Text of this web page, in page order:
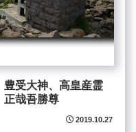
受大神、高皇産霊
正哉吾勝尊
2019.10.27